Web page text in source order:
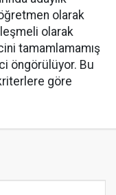
olarak
olarak
tamamlamamış
öngörülüyor. Bu
göre